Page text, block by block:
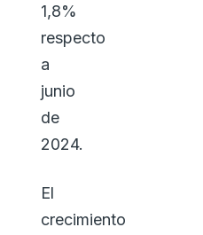
1,8%
respecto
a
junio
de
2024.
El
crecimiento